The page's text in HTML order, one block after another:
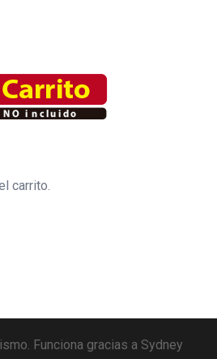
carrito.
Funciona gracias a Sydney